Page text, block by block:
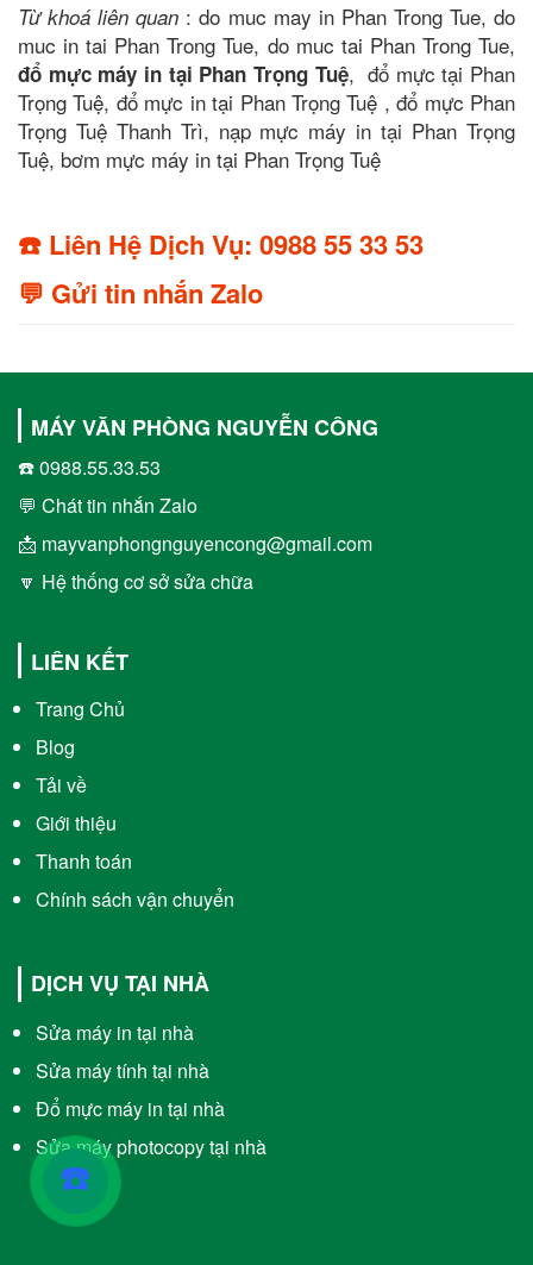
Từ khoá liên quan : do muc may in Phan Trong Tue, do
muc in tai Phan Trong Tue, do muc tai Phan Trong Tue,
đổ mực máy in tại Phan Trọng Tuệ, đổ mực tại Phan
Trọng Tuệ, đổ mực in tại Phan Trọng Tuệ , đổ mực Phan
Trọng Tuệ Thanh Trì, nạp mực máy in tại Phan Trọng
Tuệ, bơm mực máy in tại Phan Trọng Tuệ
☎️ Liên Hệ Dịch Vụ: 0988 55 33 53
💬 Gửi tin nhắn Zalo
MÁY VĂN PHÒNG NGUYỄN CÔNG
☎️ 0988.55.33.53
💬 Chát tin nhắn Zalo
📩 mayvanphongnguyencong@gmail.com
🔽 Hệ thống cơ sở sửa chữa
LIÊN KẾT
Trang Chủ
Blog
Tải về
Giới thiệu
Thanh toán
Chính sách vận chuyển
DỊCH VỤ TẠI NHÀ
Sửa máy in tại nhà
Sửa máy tính tại nhà
Đổ mực máy in tại nhà
Sửa máy photocopy tại nhà
☎️